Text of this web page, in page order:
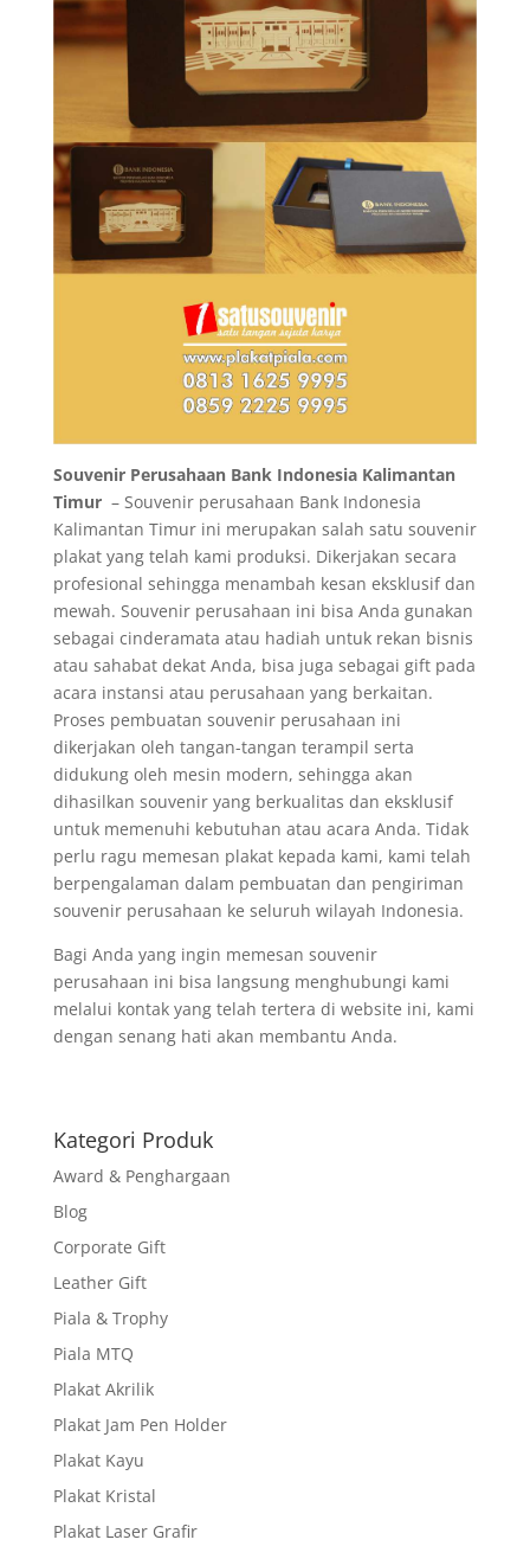
Souvenir Perusahaan Bank Indonesia Kalimantan
Timur – Souvenir perusahaan Bank Indonesia
Kalimantan Timur ini merupakan salah satu souvenir
plakat yang telah kami produksi. Dikerjakan secara
profesional sehingga menambah kesan eksklusif dan
mewah. Souvenir perusahaan ini bisa Anda gunakan
sebagai cinderamata atau hadiah untuk rekan bisnis
atau sahabat dekat Anda, bisa juga sebagai gift pada
acara instansi atau perusahaan yang berkaitan.
Proses pembuatan souvenir perusahaan ini
dikerjakan oleh tangan-tangan terampil serta
didukung oleh mesin modern, sehingga akan
dihasilkan souvenir yang berkualitas dan eksklusif
untuk memenuhi kebutuhan atau acara Anda. Tidak
perlu ragu memesan plakat kepada kami, kami telah
berpengalaman dalam pembuatan dan pengiriman
souvenir perusahaan ke seluruh wilayah Indonesia.
Bagi Anda yang ingin memesan souvenir
perusahaan ini bisa langsung menghubungi kami
melalui kontak yang telah tertera di website ini, kami
dengan senang hati akan membantu Anda.
Kategori Produk
Award & Penghargaan
Blog
Corporate Gift
Leather Gift
Piala & Trophy
Piala MTQ
Plakat Akrilik
Plakat Jam Pen Holder
Plakat Kayu
Plakat Kristal
Plakat Laser Grafir